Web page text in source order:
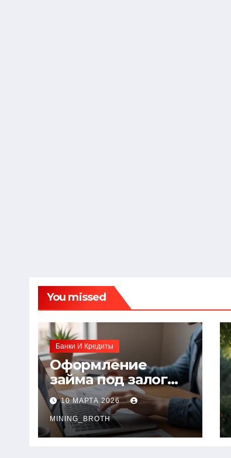
You missed
Банки И Кредиты
Оформление
займа под залог
ПТС онлайн на
карту без визита в
офис: порядок,
требования и
10 МАРТА 2026
MINING_BROTH